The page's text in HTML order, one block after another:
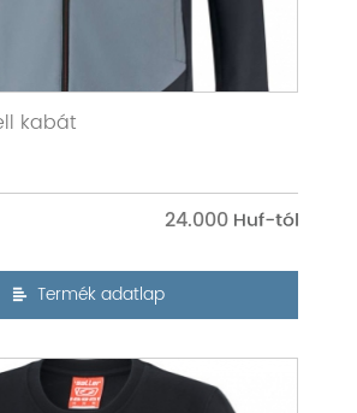
kabát
24.000
Termék adatlap